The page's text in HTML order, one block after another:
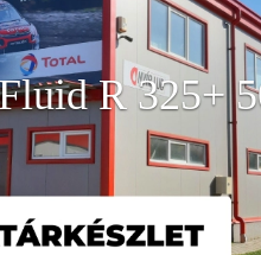
R 325+